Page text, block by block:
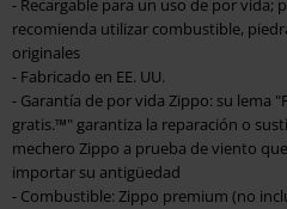
- Recargable para un uso de por
recomienda utilizar combustible,
originales
- Fabricado en EE. UU.
- Garantía de por vida Zippo: su lema
gratis.™" garantiza la reparación o
mechero Zippo a prueba de viento
importar su antigüedad
- Combustible: Zippo premium (no